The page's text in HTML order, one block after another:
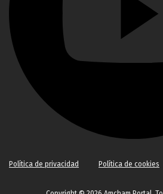
Política de privacidad Política de cookies